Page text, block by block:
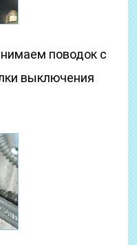
поводок с
выключения